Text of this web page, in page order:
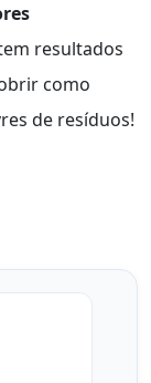
resultados
como
de resíduos!